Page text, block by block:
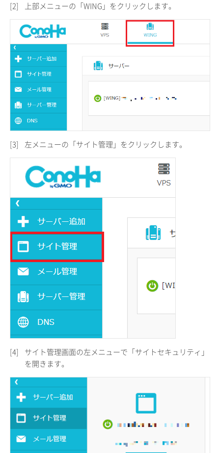
[2] 上部メニューの「WING」をクリックします。
[3] 左メニューの「サイト管理」をクリックします。
[4]
サイト管理画面の左メニューで「サイトセキュリティ」
を開きます。